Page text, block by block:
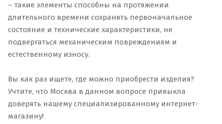
– такие элементы способны на протяжении
длительного времени сохранять первоначальное
состояние и технические характеристики, не
подвергаться механическим повреждениям и
естественному износу.
Вы как раз ищете, где можно приобрести изделия?
Учтите, что Москва в данном вопросе привыкла
доверять нашему специализированному интернет-
магазину!